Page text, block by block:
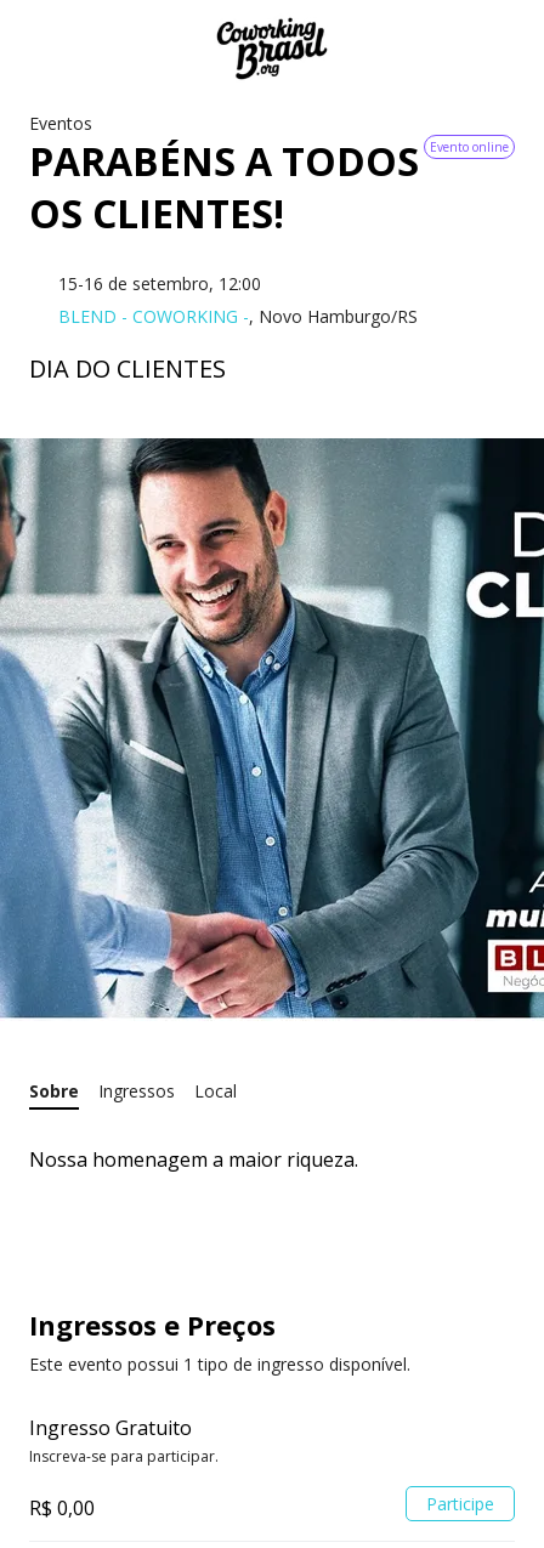
Eventos
Evento online
PARABÉNS A TODOS
OS CLIENTES!
15-16 de setembro, 12:00
BLEND - COWORKING -, Novo Hamburgo/RS
DIA DO CLIENTES
Sobre Ingressos Local
Nossa homenagem a maior riqueza.
Ingressos e Preços
Este evento possui 1 tipo de ingresso disponível.
Ingresso Gratuito
Inscreva-se para participar.
R$ 0,00 Participe